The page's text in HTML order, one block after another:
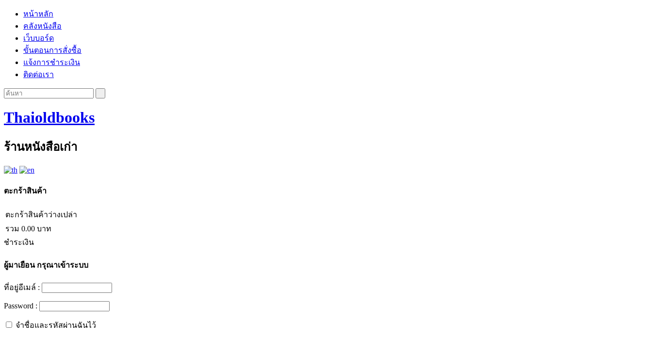
หน้าหลัก
คลังหนังสือ
เว็บบอร์ด
ขั้นตอนการสั่งซื้อ
แจ้งการชำระเงิน
ติดต่อเรา
Thaioldbooks
ร้านหนังสือเก่า
ตะกร้าสินค้า
ตะกร้าสินค้าว่างเปล่า
รวม 0.00 บาท
ชำระเงิน
ผู้มาเยือนกรุณาเข้าระบบ
ที่อยู่อีเมล์ :
Password :
จำชื่อและรหัสผ่านฉันไว้